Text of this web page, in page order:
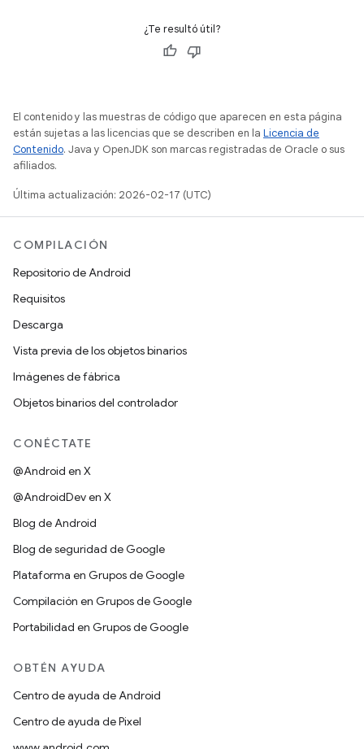
¿Te resultó útil?
El contenido y las muestras de código que aparecen en esta página
están sujetas a las licencias que se describen en la Licencia de
Contenido. Java y OpenJDK son marcas registradas de Oracle o sus
afiliados.
Última actualización: 2026-02-17 (UTC)
COMPILACIÓN
Repositorio de Android
Requisitos
Descarga
Vista previa de los objetos binarios
Imágenes de fábrica
Objetos binarios del controlador
CONÉCTATE
@Android en X
@AndroidDev en X
Blog de Android
Blog de seguridad de Google
Plataforma en Grupos de Google
Compilación en Grupos de Google
Portabilidad en Grupos de Google
OBTÉN AYUDA
Centro de ayuda de Android
Centro de ayuda de Pixel